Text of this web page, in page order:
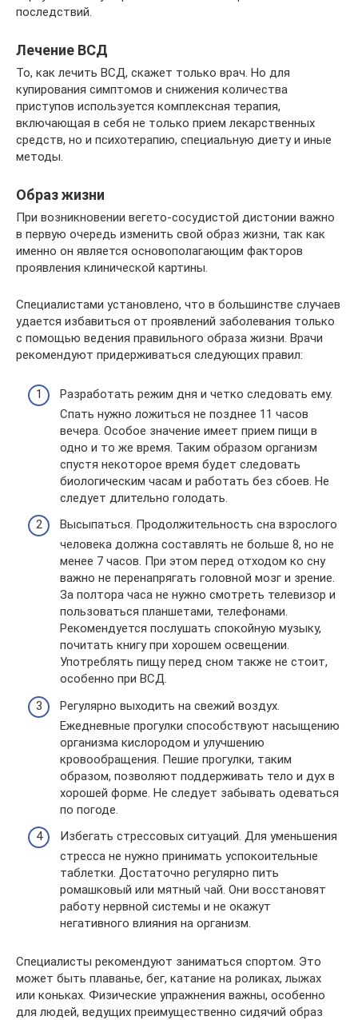
последствий.
Лечение ВСД
То, как лечить ВСД, скажет только врач. Но для
купирования симптомов и снижения количества
приступов используется комплексная терапия,
включающая в себя не только прием лекарственных
средств, но и психотерапию, специальную диету и иные
методы.
Образ жизни
При возникновении вегето-сосудистой дистонии важно
в первую очередь изменить свой образ жизни, так как
именно он является основополагающим факторов
проявления клинической картины.
Специалистами установлено, что в большинстве случаев
удается избавиться от проявлений заболевания только
с помощью ведения правильного образа жизни. Врачи
рекомендуют придерживаться следующих правил:
Разработать режим дня и четко следовать ему.
Спать нужно ложиться не позднее 11 часов
вечера. Особое значение имеет прием пищи в
одно и то же время. Таким образом организм
спустя некоторое время будет следовать
биологическим часам и работать без сбоев. Не
следует длительно голодать.
Высыпаться. Продолжительность сна взрослого
человека должна составлять не больше 8, но не
менее 7 часов. При этом перед отходом ко сну
важно не перенапрягать головной мозг и зрение.
За полтора часа не нужно смотреть телевизор и
пользоваться планшетами, телефонами.
Рекомендуется послушать спокойную музыку,
почитать книгу при хорошем освещении.
Употреблять пищу перед сном также не стоит,
особенно при ВСД.
Регулярно выходить на свежий воздух.
Ежедневные прогулки способствуют насыщению
организма кислородом и улучшению
кровообращения. Пешие прогулки, таким
образом, позволяют поддерживать тело и дух в
хорошей форме. Не следует забывать одеваться
по погоде.
Избегать стрессовых ситуаций. Для уменьшения
стресса не нужно принимать успокоительные
таблетки. Достаточно регулярно пить
ромашковый или мятный чай. Они восстановят
работу нервной системы и не окажут
негативного влияния на организм.
Специалисты рекомендуют заниматься спортом. Это
может быть плаванье, бег, катание на роликах, лыжах
или коньках. Физические упражнения важны, особенно
для людей, ведущих преимущественно сидячий образ